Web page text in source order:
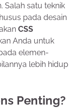
Salah satu teknik
pada desain
CSS
Anda untuk
elemen-
lebih hidup
Penting?